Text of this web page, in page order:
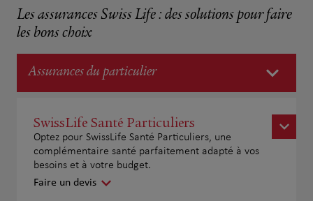
Les assurances Swiss Life : des solutions pour faire
les bons choix
Assurances du particulier
SwissLife Santé Particuliers
Optez pour SwissLife Santé Particuliers, une
complémentaire santé parfaitement adapté à vos
besoins et à votre budget.
Faire un devis